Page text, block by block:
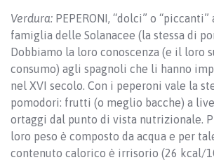
Verdura: PEPERONI, “dolci” o
famiglia delle Solanacee (la stessa di
Dobbiamo la loro conoscenza (e il loro
consumo) agli spagnoli che li hanno
nel XVI secolo. Con i peperoni vale la
pomodori: frutti (o meglio bacche) a
ortaggi dal punto di vista nutrizionale.
loro peso è composto da acqua e per
contenuto calorico è irrisorio (26 kcal/